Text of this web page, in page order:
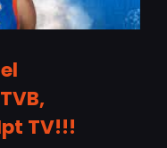
TV!!!